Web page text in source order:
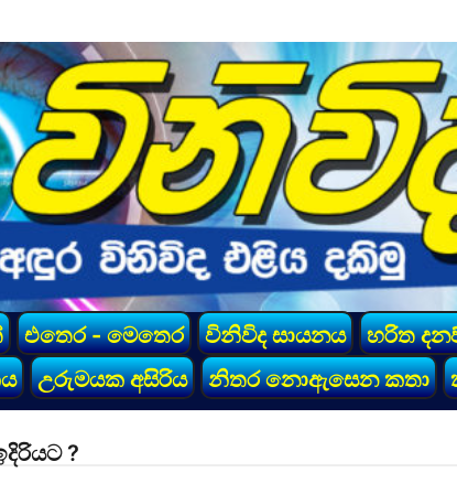
එතෙර - මෙතෙර විනිවිද සායනය හරිත
උරුමයක අසිරිය නිතර නොඇසෙන කතා
?